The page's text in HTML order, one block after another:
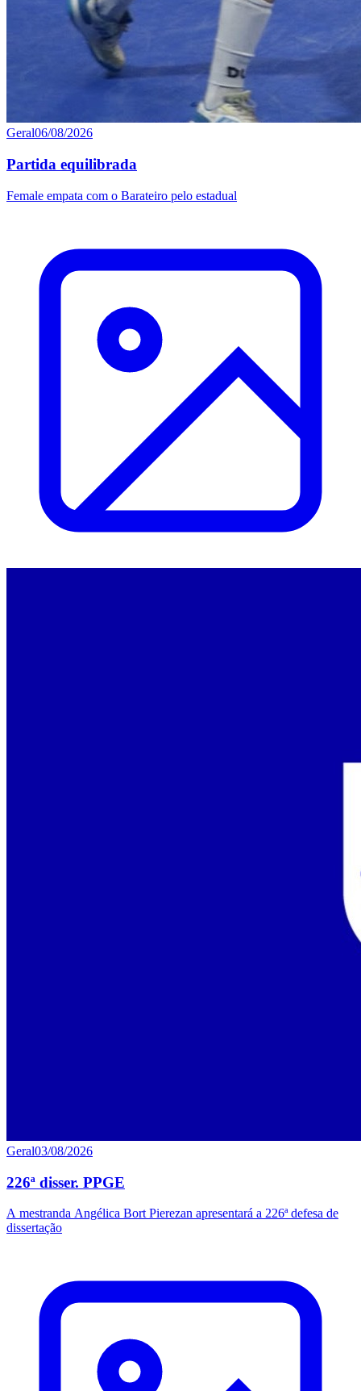
Geral06/08/2026
Partida equilibrada
Female empata com o Barateiro pelo estadual
Geral03/08/2026
226ª disser. PPGE
A mestranda Angélica Bort Pierezan apresentará a 226ª defesa de
dissertação